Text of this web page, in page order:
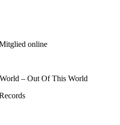
online
– Out Of This World